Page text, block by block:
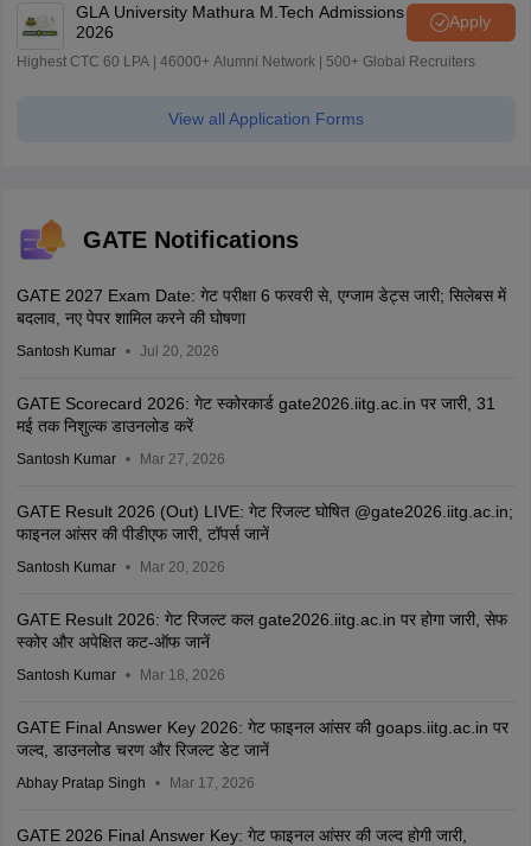
GLA University Mathura M.Tech Admissions
2026
Apply
Highest CTC 60 LPA | 46000+ Alumni Network | 500+ Global Recruiters
View all Application Forms
GATE Notifications
GATE 2027 Exam Date: गेट परीक्षा 6 फरवरी से, एग्जाम डेट्स जारी; सिलेबस में
बदलाव, नए पेपर शामिल करने की घोषणा
Santosh Kumar Jul 20, 2026
GATE Scorecard 2026: गेट स्कोरकार्ड gate2026.iitg.ac.in पर जारी, 31
मई तक निशुल्क डाउनलोड करें
Santosh Kumar Mar 27, 2026
GATE Result 2026 (Out) LIVE: गेट रिजल्ट घोषित @gate2026.iitg.ac.in;
फाइनल आंसर की पीडीएफ जारी, टॉपर्स जानें
Santosh Kumar Mar 20, 2026
GATE Result 2026: गेट रिजल्ट कल gate2026.iitg.ac.in पर होगा जारी, सेफ
स्कोर और अपेक्षित कट-ऑफ जानें
Santosh Kumar Mar 18, 2026
GATE Final Answer Key 2026: गेट फाइनल आंसर की goaps.iitg.ac.in पर
जल्द, डाउनलोड चरण और रिजल्ट डेट जानें
Abhay Pratap Singh Mar 17, 2026
GATE 2026 Final Answer Key: गेट फाइनल आंसर की जल्द होगी जारी,